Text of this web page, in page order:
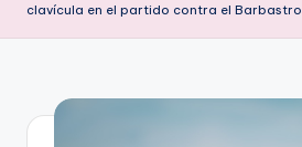
clavícula en el partido contra el Barbastro